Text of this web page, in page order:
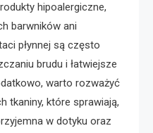
hipoalergiczne,
barwników ani
płynnej są często
brudu i łatwiejsze
warto rozważyć
tkaniny, które sprawiają,
w dotyku oraz